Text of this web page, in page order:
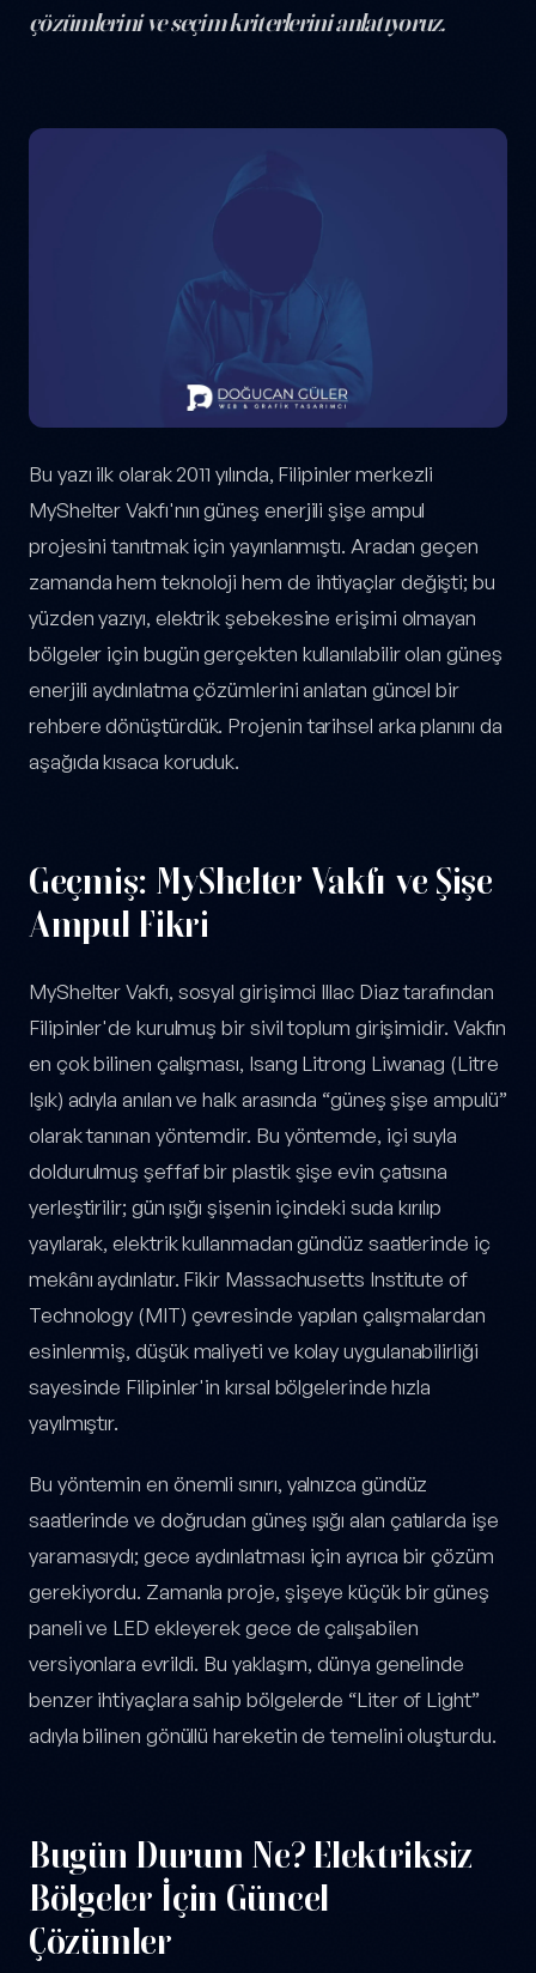
çözümlerini ve seçim kriterlerini anlatıyoruz.
Bu yazı ilk olarak 2011 yılında, Filipinler merkezli
MyShelter Vakfı'nın güneş enerjili şişe ampul
projesini tanıtmak için yayınlanmıştı. Aradan geçen
zamanda hem teknoloji hem de ihtiyaçlar değişti; bu
yüzden yazıyı, elektrik şebekesine erişimi olmayan
bölgeler için bugün gerçekten kullanılabilir olan güneş
enerjili aydınlatma çözümlerini anlatan güncel bir
rehbere dönüştürdük. Projenin tarihsel arka planını da
aşağıda kısaca koruduk.
Geçmiş: MyShelter Vakfı ve Şişe
Ampul Fikri
MyShelter Vakfı, sosyal girişimci Illac Diaz tarafından
Filipinler'de kurulmuş bir sivil toplum girişimidir. Vakfın
en çok bilinen çalışması, Isang Litrong Liwanag (Litre
Işık) adıyla anılan ve halk arasında “güneş şişe ampulü”
olarak tanınan yöntemdir. Bu yöntemde, içi suyla
doldurulmuş şeffaf bir plastik şişe evin çatısına
yerleştirilir; gün ışığı şişenin içindeki suda kırılıp
yayılarak, elektrik kullanmadan gündüz saatlerinde iç
mekânı aydınlatır. Fikir Massachusetts Institute of
Technology (MIT) çevresinde yapılan çalışmalardan
esinlenmiş, düşük maliyeti ve kolay uygulanabilirliği
sayesinde Filipinler'in kırsal bölgelerinde hızla
yayılmıştır.
Bu yöntemin en önemli sınırı, yalnızca gündüz
saatlerinde ve doğrudan güneş ışığı alan çatılarda işe
yaramasıydı; gece aydınlatması için ayrıca bir çözüm
gerekiyordu. Zamanla proje, şişeye küçük bir güneş
paneli ve LED ekleyerek gece de çalışabilen
versiyonlara evrildi. Bu yaklaşım, dünya genelinde
benzer ihtiyaçlara sahip bölgelerde “Liter of Light”
adıyla bilinen gönüllü hareketin de temelini oluşturdu.
Bugün Durum Ne? Elektriksiz
Bölgeler İçin Güncel
Çözümler